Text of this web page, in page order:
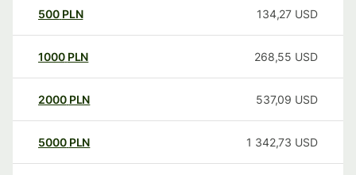
500 PLN 134,27 USD
1000 PLN 268,55 USD
2000 PLN 537,09 USD
5000 PLN 1 342,73 USD